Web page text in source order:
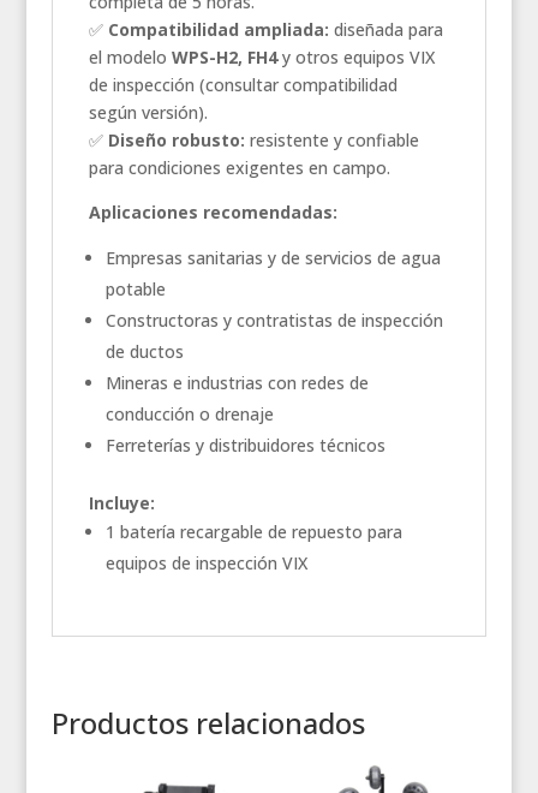
✅ Compatibilidad ampliada: diseñada para
el modelo WPS-H2, FH4y otros equipos VIX
de inspección (consultar compatibilidad
según versión).
✅ Diseño robusto: resistente y confiable
para condiciones exigentes en campo.
Aplicaciones recomendadas:
Empresas sanitarias y de servicios de agua
potable
Constructoras y contratistas de inspección
de ductos
Mineras e industrias con redes de
conducción o drenaje
Ferreterías y distribuidores técnicos
Incluye:
1 batería recargable de repuesto para
equipos de inspección VIX
Productos relacionados